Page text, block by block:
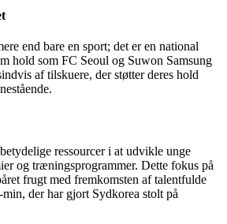
end bare en sport; det er en national
hold som FC Seoul og Suwon Samsung
af tilskuere, der støtter deres hold
ressourcer i at udvikle unge
og træningsprogrammer. Dette fokus på
frugt med fremkomsten af talentfulde
der har gjort Sydkorea stolt på